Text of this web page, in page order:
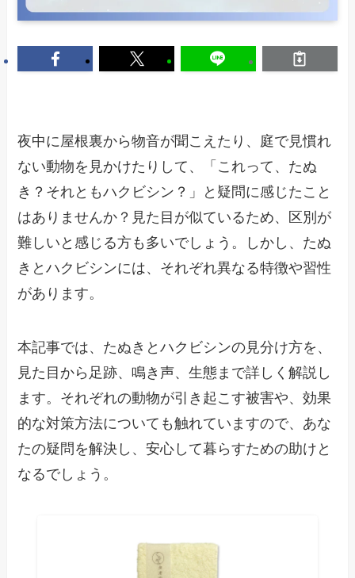
夜中に屋根裏から物音が聞こえたり、庭で見慣れ
ない動物を見かけたりして、「これって、たぬ
き？それともハクビシン？」と疑問に感じたこと
はありませんか？見た目が似ているため、区別が
難しいと感じる方も多いでしょう。しかし、たぬ
きとハクビシンには、それぞれ異なる特徴や習性
があります。
本記事では、たぬきとハクビシンの見分け方を、
見た目から足跡、鳴き声、生態まで詳しく解説し
ます。それぞれの動物が引き起こす被害や、効果
的な対策方法についても触れていますので、あな
たの疑問を解決し、安心して暮らすための助けと
なるでしょう。